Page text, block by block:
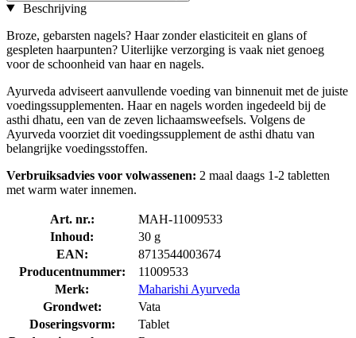
Beschrijving
Broze, gebarsten nagels? Haar zonder elasticiteit en glans of
gespleten haarpunten? Uiterlijke verzorging is vaak niet genoeg
voor de schoonheid van haar en nagels.
Ayurveda adviseert aanvullende voeding van binnenuit met de juiste
voedingssupplementen. Haar en nagels worden ingedeeld bij de
asthi dhatu, een van de zeven lichaamsweefsels. Volgens de
Ayurveda voorziet dit voedingssupplement de asthi dhatu van
belangrijke voedingsstoffen.
Verbruiksadvies voor volwassenen: 2 maal daags 1-2 tabletten
met warm water innemen.
Art. nr.:
MAH-11009533
Inhoud:
30 g
EAN:
8713544003674
Producentnummer:
11009533
Merk:
Maharishi Ayurveda
Grondwet:
Vata
Doseringsvorm:
Tablet